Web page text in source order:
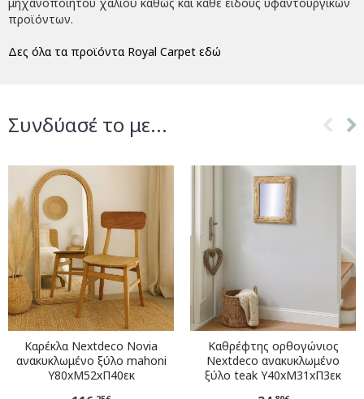
μηχανοποίητου χαλιού καθώς και κάθε είδους υφαντουργικών
προϊόντων.
Δες όλα τα προϊόντα Royal Carpet εδώ
Συνδύασέ το με...
Καρέκλα Nextdeco Novia
ανακυκλωμένο ξύλο mahoni
Υ80xM52xΠ40εκ
Καθρέφτης ορθογώνιος
Nextdeco ανακυκλωμένο
ξύλο teak Υ40xM31xΠ3εκ